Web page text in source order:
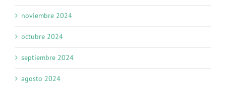
noviembre 2024
octubre 2024
septiembre 2024
agosto 2024